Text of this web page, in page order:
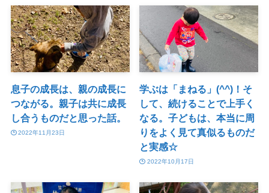
息子の成長は、親の成長に
つながる。親子は共に成長
し合うものだと思った話。
2022年11月23日
学ぶは「まねる」(^^)！そ
して、続けることで上手く
なる。子どもは、本当に周
りをよく見て真似るものだ
と実感☆
2022年10月17日